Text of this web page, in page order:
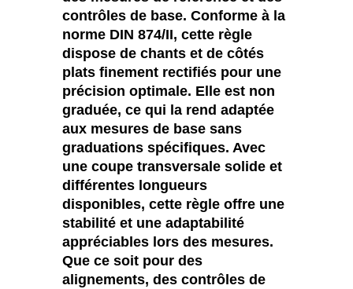
contrôles de base. Conforme à la
norme DIN 874/II, cette règle
dispose de chants et de côtés
plats finement rectifiés pour une
précision optimale. Elle est non
graduée, ce qui la rend adaptée
aux mesures de base sans
graduations spécifiques. Avec
une coupe transversale solide et
différentes longueurs
disponibles, cette règle offre une
stabilité et une adaptabilité
appréciables lors des mesures.
Que ce soit pour des
alignements, des contrôles de